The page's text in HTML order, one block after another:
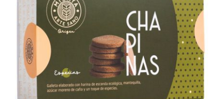
AÑADIR AL CARRITO
DETALLES